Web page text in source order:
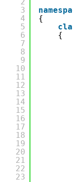
3
4
5
6
7
8
9
10
11
12
13
14
15
16
17
18
19
20
21
22
23
{
{